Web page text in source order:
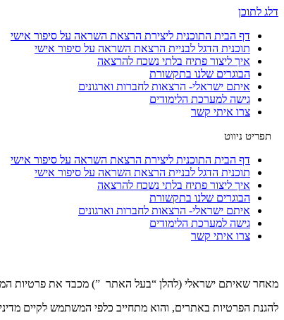
דלג לתוכן
דף הבית התוכנית ליצירת הרצאת השראה על סיפור אישי
תוכנית הדגל לבניית הרצאת השראה על סיפור אישי
איך ליצור פתיח בלתי נשכח להרצאה
הבוגרים שלנו בתקשורת
איתם ישראלי- הרצאות לחברות וארגונים
גישה למערכת הלימודים
צרו איתי קשר
דף הבית התוכנית ליצירת הרצאת השראה על סיפור אישי
תוכנית הדגל לבניית הרצאת השראה על סיפור אישי
איך ליצור פתיח בלתי נשכח להרצאה
הבוגרים שלנו בתקשורת
איתם ישראלי- הרצאות לחברות וארגונים
גישה למערכת הלימודים
צרו איתי קשר
מאחר שאיתם ישראלי (להלן “בעל האתר ”) מכבד את פרטיות
להגנת הפרטיות באתרים, והוא מתחייב כלפי המשתמש לקיים